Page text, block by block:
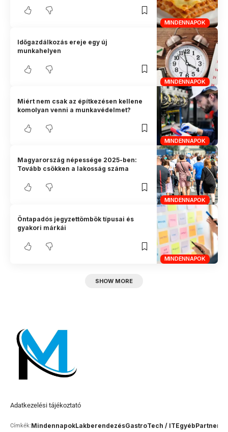
MINDENNAPOK
MINDENNAPOK
Időgazdálkozás ereje egy új
munkahelyen
MINDENNAPOK
Miért nem csak az építkezésen kellene
komolyan venni a munkavédelmet?
MINDENNAPOK
Magyarország népessége 2025-ben:
Tovább csökken a lakosság száma
MINDENNAPOK
Öntapadós jegyzettömbök típusai és
gyakori márkái
SHOW MORE
Adatkezelési tájékoztató
Címkék:MindennapokLakberendezésGastroTech / ITEgyébPartner